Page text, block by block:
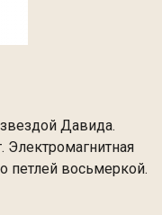
Давида.
петлей восьмеркой.